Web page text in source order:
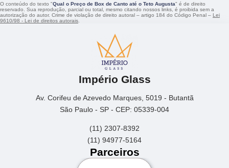
O conteúdo do texto "Qual o Preço de Box de Canto até o Teto Augusta" é de direito
reservado. Sua reprodução, parcial ou total, mesmo citando nossos links, é proibida sem a
autorização do autor. Crime de violação de direito autoral – artigo 184 do Código Penal – Lei
9610/98 - Lei de direitos autorais
Império Glass
Av. Corifeu de Azevedo Marques, 5019 - Butantã
São Paulo - SP - CEP: 05339-004
(11) 2307-8392
(11) 94977-5164
Parceiros